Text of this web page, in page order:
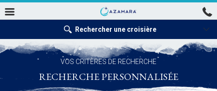
Rechercher une croisière
VOS CRITÈRES DE RECHERCHE
RECHERCHE PERSONNALISÉE